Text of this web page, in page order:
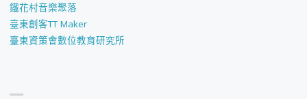
鐵花村音樂聚落
臺東創客TT Maker
臺東資策會數位教育研究所